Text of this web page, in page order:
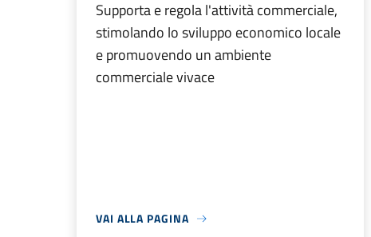
Supporta e regola l'attività commerciale,
stimolando lo sviluppo economico locale
e promuovendo un ambiente
commerciale vivace
VAI ALLA PAGINA